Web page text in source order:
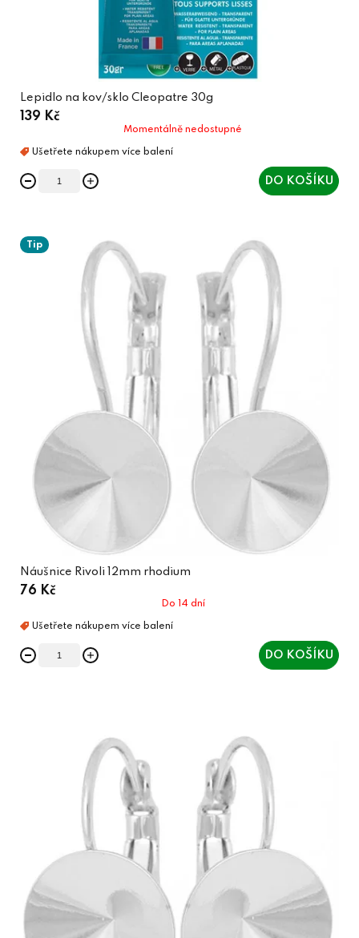
Lepidlo na kov/sklo Cleopatre 30g
139 Kč
Momentálně nedostupné
DO KOŠÍKU
Tip
Náušnice Rivoli 12mm rhodium
76 Kč
Do 14 dní
DO KOŠÍKU